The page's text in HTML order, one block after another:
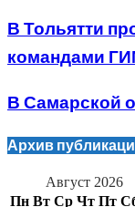
В Тольятти
командами
В Самарской
Архив
Август 2026
Пн Вт Ср Чт Пт